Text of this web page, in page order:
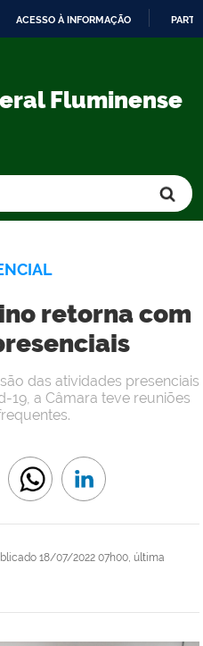
CONTEÚDO
ACESSO À INFORMAÇÃO
Fluminense
retorna com
18/07/2022 07h00, última
das atividades presenciais
19, a Câmara teve reuniões